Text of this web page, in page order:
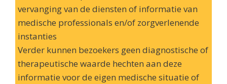
vervanging van de diensten of informatie van
medische professionals en/of zorgverlenende
instanties
Verder kunnen bezoekers geen diagnostische of
therapeutische waarde hechten aan deze
informatie voor de eigen medische situatie of